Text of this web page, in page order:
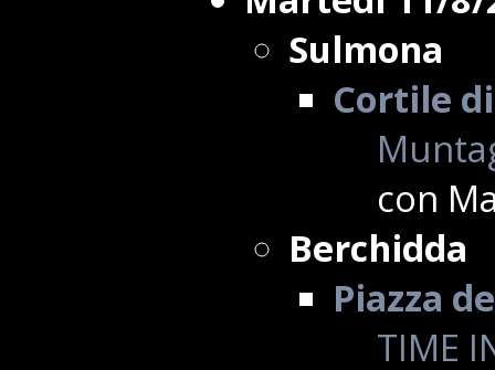
Sulmona
Cortile
con
Berchidda
Piazza
TIME